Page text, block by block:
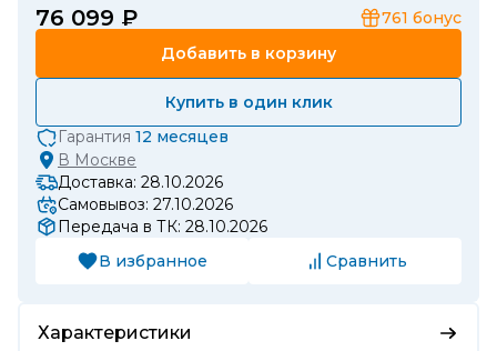
76 099 ₽ 761 бонус
Добавить в корзину
Купить в один клик
Гарантия 12 месяцев
В Москве
Доставка: 28.10.2026
Самовывоз: 27.10.2026
Передача в ТК: 28.10.2026
В избранное
Сравнить
Характеристики